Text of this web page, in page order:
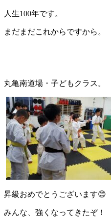
人生100年です。
まだまだこれからですから。
丸亀南道場・子どもクラス。
昇級おめでとうございます😊
みんな、強くなってきたぞ！